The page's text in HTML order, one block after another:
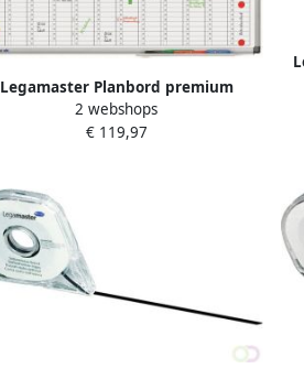
Legamaster Planbord premium
jaarplanner verticaal 60x90cm
2 webshops
€ 119,97